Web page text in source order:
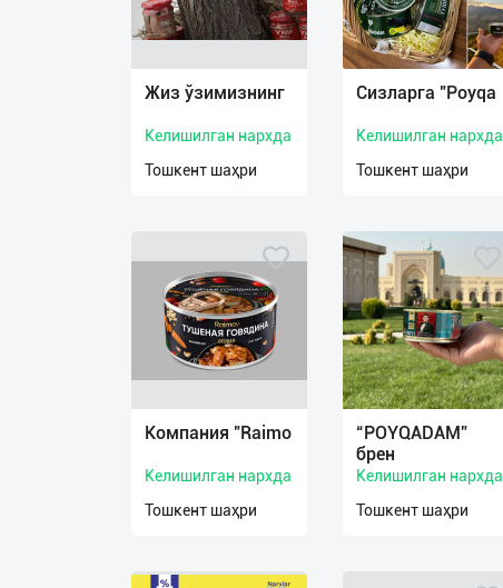
Жиз ўзимизнинг
Келишилган нархда
Тошкент шаҳри
Сизларга "Poyqa
Келишилган нархда
Тошкент шаҳри
Компания "Raimo
Келишилган нархда
Тошкент шаҳри
“POYQADAM”
брен
Келишилган нархда
Тошкент шаҳри